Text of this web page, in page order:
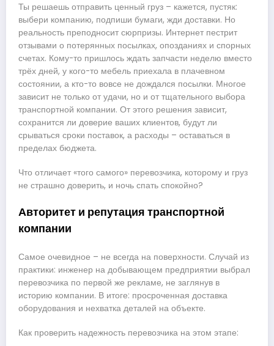
Ты решаешь отправить ценный груз – кажется, пустяк:
выбери компанию, подпиши бумаги, жди доставки. Но
реальность преподносит сюрпризы. Интернет пестрит
отзывами о потерянных посылках, опозданиях и спорных
счетах. Кому-то пришлось ждать запчасти неделю вместо
трёх дней, у кого-то мебель приехала в плачевном
состоянии, а кто-то вовсе не дождался посылки. Многое
зависит не только от удачи, но и от тщательного выбора
транспортной компании. От этого решения зависит,
сохранится ли доверие ваших клиентов, будут ли
срываться сроки поставок, а расходы – оставаться в
пределах бюджета.
Что отличает «того самого» перевозчика, которому и груз
не страшно доверить, и ночь спать спокойно?
Авторитет и репутация транспортной
компании
Самое очевидное – не всегда на поверхности. Случай из
практики: инженер на добывающем предприятии выбрал
перевозчика по первой же рекламе, не заглянув в
историю компании. В итоге: просроченная доставка
оборудования и нехватка деталей на объекте.
Как проверить надежность перевозчика на этом этапе: